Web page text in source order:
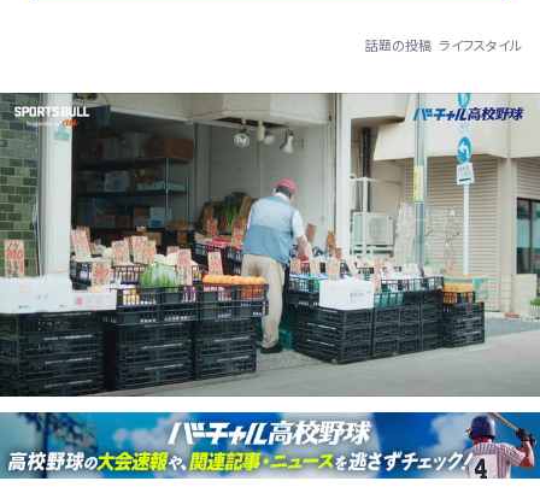
話題の投稿 ライフスタイル